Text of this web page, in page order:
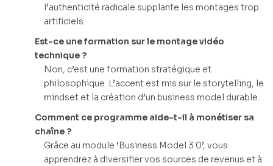
l’authenticité radicale supplante les montages trop
artificiels.
Est-ce une formation sur le montage vidéo
technique ?
Non, c’est une formation stratégique et
philosophique. L’accent est mis sur le storytelling, le
mindset et la création d’un business model durable.
Comment ce programme aide-t-il à monétiser sa
chaîne ?
Grâce au module ‘Business Model 3.0’, vous
apprendrez à diversifier vos sources de revenus et à